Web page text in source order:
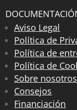
Aviso Legal
Política de
Política de
Política de
Sobre nosotros
Consejos
Financiación